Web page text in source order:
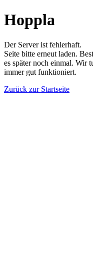
Hoppla
Der Server ist fehlerhaft.
Seite bitte erneut laden.
es später noch einmal. Wir
immer gut funktioniert.
Zurück zur Startseite